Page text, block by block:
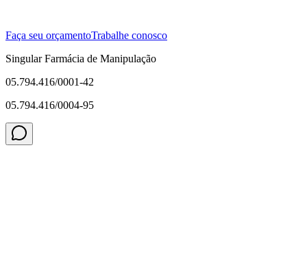
Faça seu orçamentoTrabalhe conosco
Singular Farmácia de Manipulação
05.794.416/0001-42
05.794.416/0004-95